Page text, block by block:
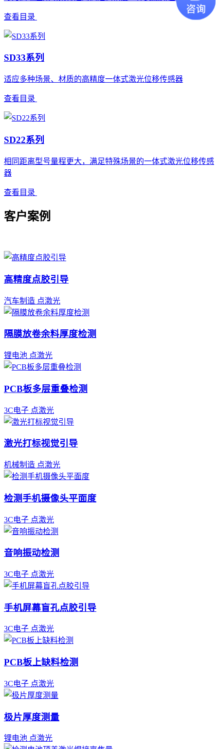
查看目录
SD33系列
适应多种场景、材质的高精度一体式激光位移传感器
查看目录
SD22系列
相同距离型号量程更大，满足特殊场景的一体式激光位移传感
器
查看目录
客户案例
高精度点胶引导
汽车制造 点激光
隔膜放卷余料厚度检测
锂电池 点激光
PCB板多层重叠检测
3C电子 点激光
激光打标视觉引导
机械制造 点激光
检测手机摄像头平面度
3C电子 点激光
音响振动检测
3C电子 点激光
手机屏幕盲孔点胶引导
3C电子 点激光
PCB板上缺料检测
3C电子 点激光
极片厚度测量
锂电池 点激光